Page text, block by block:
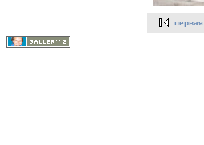
первая